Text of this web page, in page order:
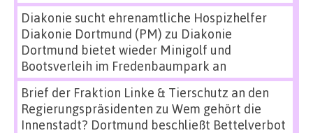
Diakonie sucht ehrenamtliche Hospizhelfer
Diakonie Dortmund (PM) zu Diakonie
Dortmund bietet wieder Minigolf und
Bootsverleih im Fredenbaumpark an
Brief der Fraktion Linke & Tierschutz an den
Regierungspräsidenten zu Wem gehört die
Innenstadt? Dortmund beschließt Bettelverbot